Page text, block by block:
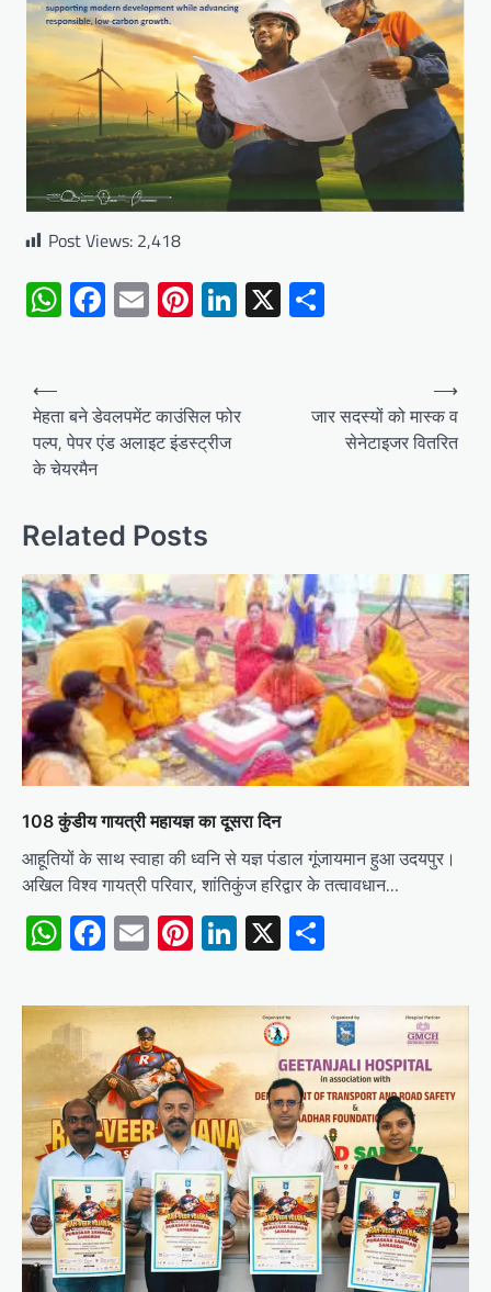
Post Views: 2,418
WhatsApp
Facebook
EmailPinterest
LinkedIn
X
Post
navigation
⟵
मेहता बने डेवलपमेंट काउंसिल फोर
पल्प, पेपर एंड अलाइट इंडस्ट्रीज
के चेयरमैन
जार सदस्यों को मास्क व
सेनेटाइजर वितरित
⟶
Related Posts
108 कुंडीय गायत्री महायज्ञ का दूसरा दिन
आहूतियों के साथ स्वाहा की ध्वनि से यज्ञ पंडाल गूंजायमान हुआ उदयपुर।
अखिल विश्व गायत्री परिवार, शांतिकुंज हरिद्वार के तत्वावधान…
WhatsApp
Facebook
EmailPinterest
LinkedIn
X